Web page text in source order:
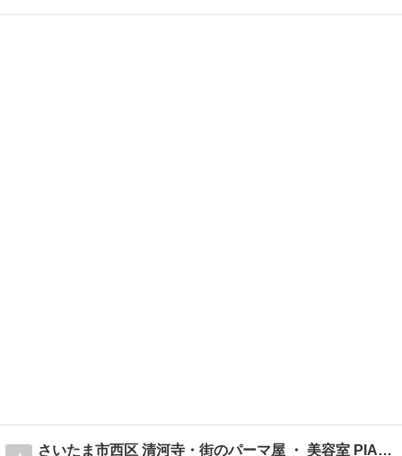
さいたま市西区 清河寺・街のパーマ屋 ・ 美容室 PIAN…